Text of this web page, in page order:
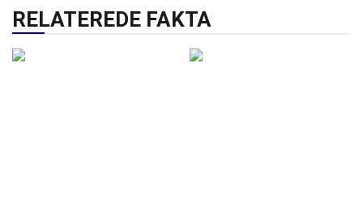
RELATEREDE FAKTA